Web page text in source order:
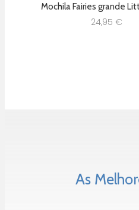
Mochila Fairies grande
24,95 €
As